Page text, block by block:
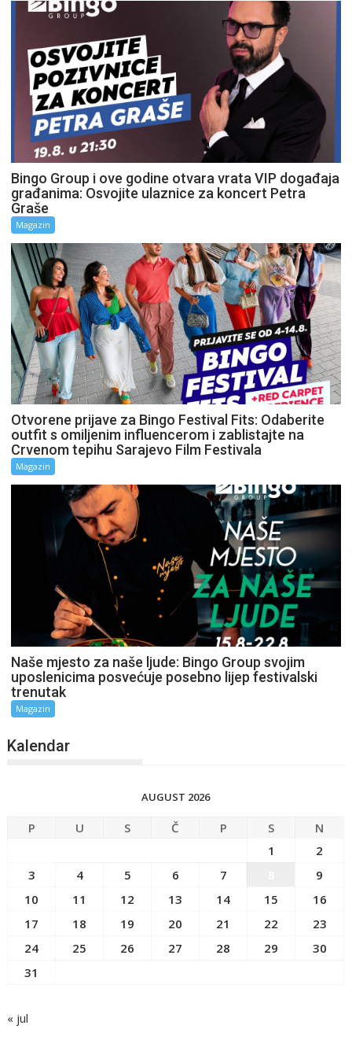
Bingo Group i ove godine otvara vrata VIP događaja
građanima: Osvojite ulaznice za koncert Petra
Graše
Magazin
Otvorene prijave za Bingo Festival Fits: Odaberite
outfit s omiljenim influencerom i zablistajte na
Crvenom tepihu Sarajevo Film Festivala
Magazin
Naše mjesto za naše ljude: Bingo Group svojim
uposlenicima posvećuje posebno lijep festivalski
trenutak
Magazin
Kalendar
AUGUST 2026
P U S Č P S
N
1
2
3
4 5 6 7
9
10
11 12 13 14 15
16
17
18 19 20 21 22
23
24
25 26 27 28 29
30
31
« jul